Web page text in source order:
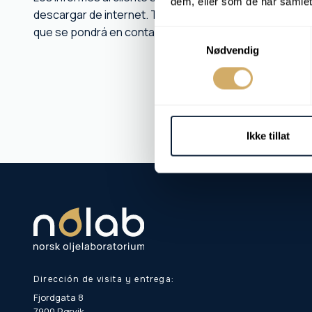
Nødvendig
Ikke tillat
descargar de internet. Todos los resultados de los
que se pondrá en contacto con usted inmediatamente
Dirección de visita y entrega:
Fjordgata 8